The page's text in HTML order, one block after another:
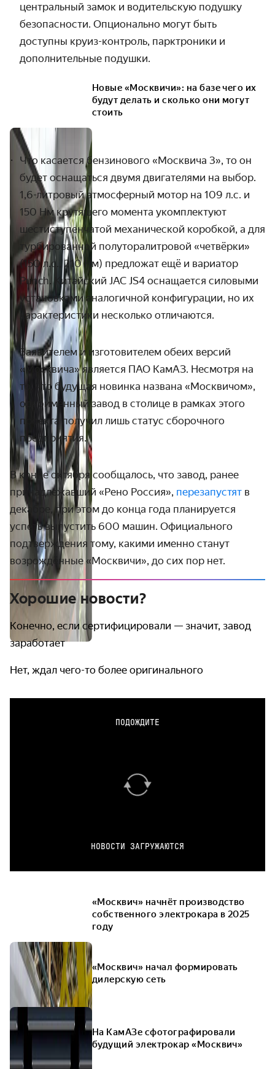
центральный замок и водительскую подушку
безопасности. Опционально могут быть
доступны круиз-контроль, парктроники и
дополнительные подушки.
Новые «Москвичи»: на базе чего их
будут делать и сколько они могут
стоить
Что касается бензинового «Москвича 3», то он
будет оснащаться двумя двигателями на выбор.
1,6-литровый атмосферный мотор на 109 л.с. и
150 Нм крутящего момента укомплектуют
шестиступенчатой механической коробкой, а для
турбированной полуторалитровой «четвёрки»
(150 л.с., 210 Нм) предложат ещё и вариатор
Punch. Китайский JAC JS4 оснащается силовыми
установками аналогичной конфигурации, но их
характеристики несколько отличаются.
Заявителем и изготовителем обеих версий
«Москвича» является ПАО КамАЗ. Несмотря на
то, что будущая новинка названа «Москвичом»,
одноимённый завод в столице в рамках этого
проекта получил лишь статус сборочного
предприятия.
В конце октября сообщалось, что завод, ранее
принадлежавший «Рено Россия», перезапустят в
декабре, при этом до конца года планируется
успеть выпустить 600 машин. Официального
подтверждения тому, какими именно станут
возрождённые «Москвичи», до сих пор нет.
Хорошие новости?
Конечно, если сертифицировали — значит, завод
заработает
Нет, ждал чего-то более оригинального
ПОДОЖДИТЕ
НОВОСТИ ЗАГРУЖАЮТСЯ
«Москвич» начнёт производство
собственного электрокара в 2025
году
«Москвич» начал формировать
дилерскую сеть
На КамАЗе сфотографировали
будущий электрокар «Москвич»